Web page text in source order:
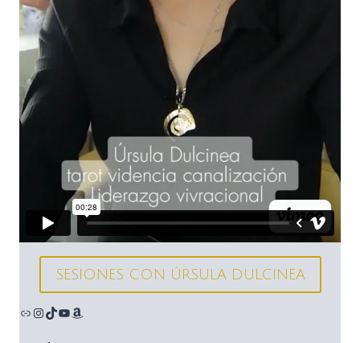
SESIONES CON ÚRSULA DULCINEA
Enlace
Instagram
TikTok
YouTube
Amazon